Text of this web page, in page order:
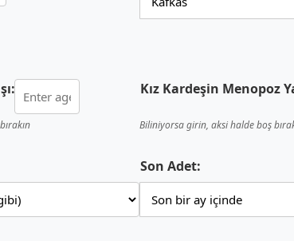
Kız Kardeşin Menopoz
Biliniyorsa girin, aksi halde boş
Son Adet: